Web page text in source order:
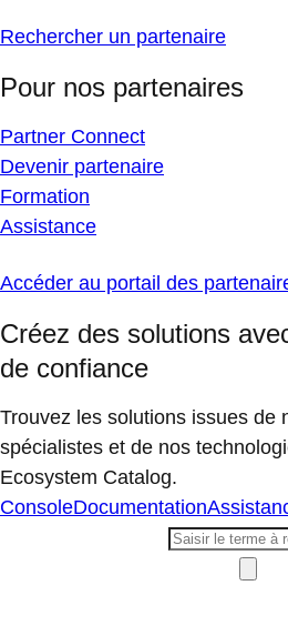
Rechercher un partenaire
Pour nos partenaires
Partner Connect
Devenir partenaire
Formation
Assistance
Accéder au portail des
Créez des solutions
de confiance
Trouvez les solutions issues de
spécialistes et de nos
Ecosystem Catalog.
ConsoleDocumentation